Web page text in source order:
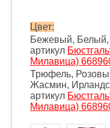
Цвет:
Бежевый,
артикул
Милавица)
Трюфель,
Жасмин,
артикул
Милавица)